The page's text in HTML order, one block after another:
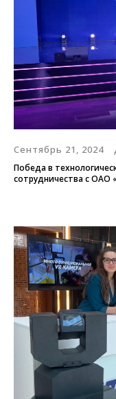
Сентябрь 21, 2024
Победа в
сотрудничества с ОАО